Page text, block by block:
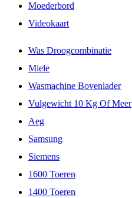
Moederbord
Videokaart
Was Droogcombinatie
Miele
Wasmachine Bovenlader
Vulgewicht 10 Kg Of Meer
Aeg
Samsung
Siemens
1600 Toeren
1400 Toeren